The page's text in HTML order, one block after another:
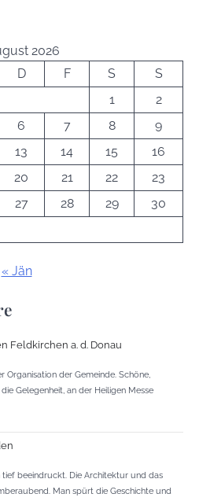
2026
D F S
S
1
2
6 7 8
9
13 14 15
16
20 21 22
23
27 28 29
30
« Jän
Feldkirchen a. d. Donau
Organisation der Gemeinde. Schöne,
Gelegenheit, an der Heiligen Messe
beeindruckt. Die Architektur und das
Man spürt die Geschichte und